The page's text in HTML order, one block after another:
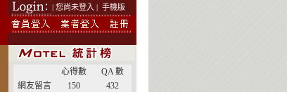
| 您尚未登入 | 手機版
心得數
QA 數
網友留言
150
432